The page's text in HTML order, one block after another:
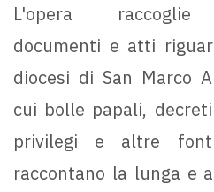
L'opera raccoglie
documenti e atti
diocesi di San Marco
cui bolle papali,
privilegi e altre
raccontano la lunga e